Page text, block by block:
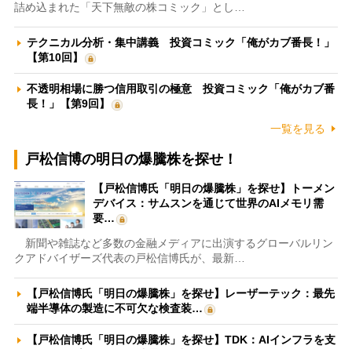
詰め込まれた「天下無敵の株コミック」とし…
テクニカル分析・集中講義 投資コミック「俺がカブ番長！」
【第10回】
不透明相場に勝つ信用取引の極意 投資コミック「俺がカブ番
長！」【第9回】
一覧を見る
戸松信博の明日の爆騰株を探せ！
【戸松信博氏「明日の爆騰株」を探せ】トーメン
デバイス：サムスンを通じて世界のAIメモリ需
要…
新聞や雑誌など多数の金融メディアに出演するグローバルリン
クアドバイザーズ代表の戸松信博氏が、最新…
【戸松信博氏「明日の爆騰株」を探せ】レーザーテック：最先
端半導体の製造に不可欠な検査装…
【戸松信博氏「明日の爆騰株」を探せ】TDK：AIインフラを支